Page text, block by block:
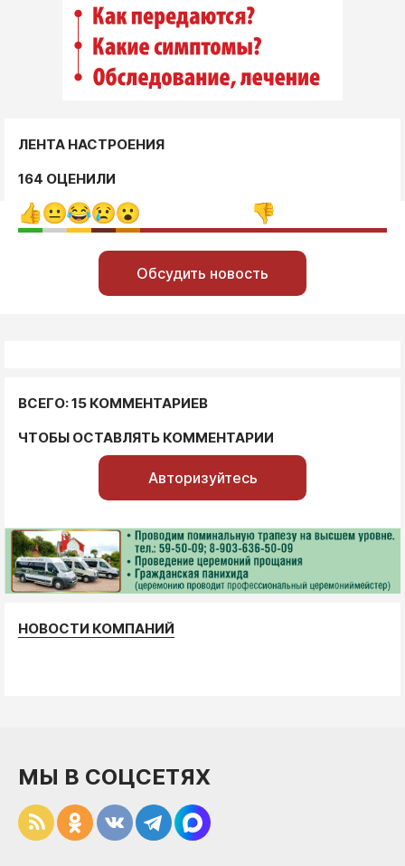
ЛЕНТА НАСТРОЕНИЯ
164 ОЦЕНИЛИ
Обсудить новость
ВСЕГО: 15 КОММЕНТАРИЕВ
ЧТОБЫ ОСТАВЛЯТЬ КОММЕНТАРИИ
Авторизуйтесь
НОВОСТИ КОМПАНИЙ
МЫ В СОЦСЕТЯХ